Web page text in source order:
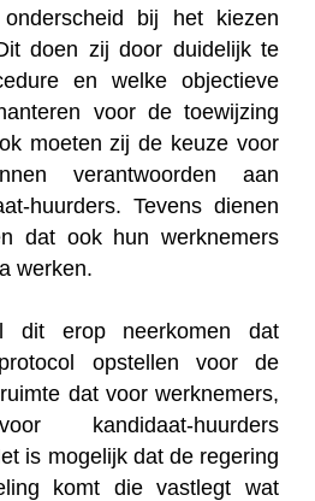
onderscheid bij het kiezen
doen zij door duidelijk te
en welke objectieve
voor de toewijzing
moeten zij de keuze voor
verantwoorden aan
huurders. Tevens dienen
dat ook hun werknemers
werken.
dit erop neerkomen dat
opstellen voor de
dat voor werknemers,
kandidaat-huurders
is mogelijk dat de regering
komt die vastlegt wat